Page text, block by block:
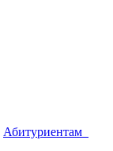
Абитуриентам